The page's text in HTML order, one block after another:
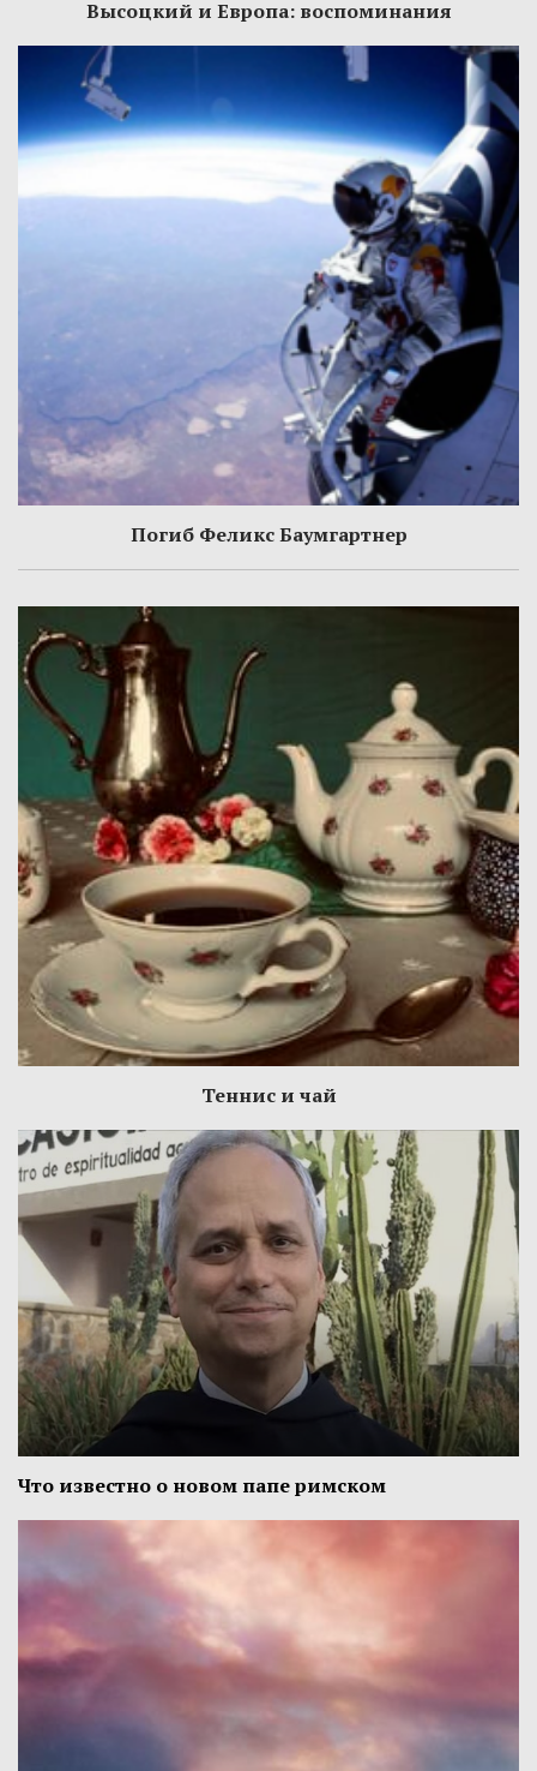
Высоцкий и Европа: воспоминания
Погиб Феликс Баумгартнер
Теннис и чай
Что известно о новом папе римском